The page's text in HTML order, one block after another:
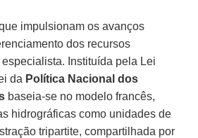
impulsionam os avanços
dos recursos
Instituída pela Lei
da Política Nacional dos
baseia-se no modelo francês,
hidrográficas como unidades de
tripartite, compartilhada por